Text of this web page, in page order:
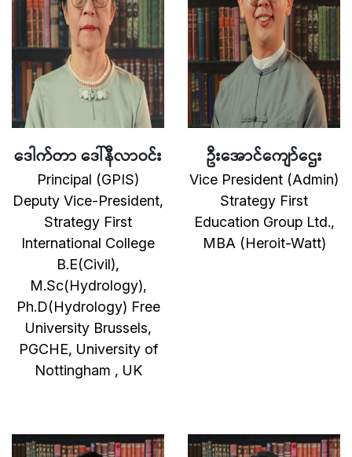
ဒေါက်တာ ဒေါ်နီလာဝင်း
Principal (GPIS)
Deputy Vice-President,
Strategy First
International College
B.E(Civil),
M.Sc(Hydrology),
Ph.D(Hydrology) Free
University Brussels,
PGCHE, University of
Nottingham , UK
ဦးအောင်ကျော်ဌေး
Vice President (Admin)
Strategy First
Education Group Ltd.,
MBA (Heroit-Watt)